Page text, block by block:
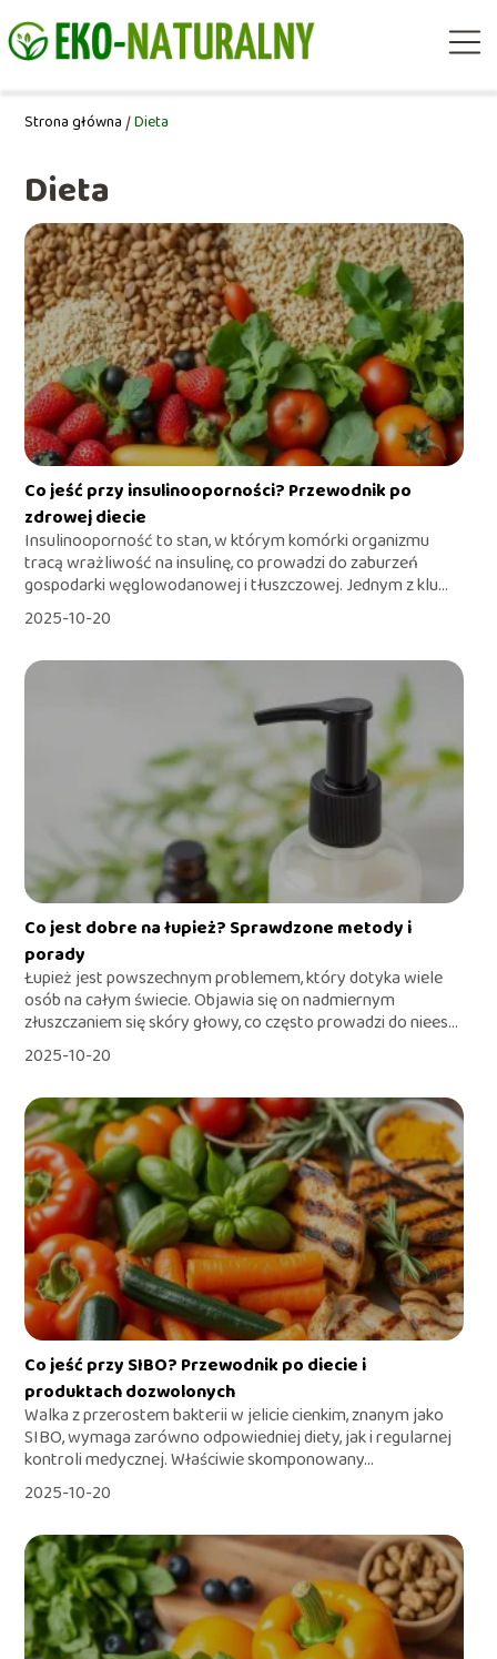
Strona główna/Dieta
Dieta
Co jeść przy insulinooporności? Przewodnik po
zdrowej diecie
Insulinooporność to stan, w którym komórki organizmu
tracą wrażliwość na insulinę, co prowadzi do zaburzeń
gospodarki węglowodanowej i tłuszczowej. Jednym z klu...
2025-10-20
Co jest dobre na łupież? Sprawdzone metody i
porady
Łupież jest powszechnym problemem, który dotyka wiele
osób na całym świecie. Objawia się on nadmiernym
złuszczaniem się skóry głowy, co często prowadzi do niees...
2025-10-20
Co jeść przy SIBO? Przewodnik po diecie i
produktach dozwolonych
Walka z przerostem bakterii w jelicie cienkim, znanym jako
SIBO, wymaga zarówno odpowiedniej diety, jak i regularnej
kontroli medycznej. Właściwie skomponowany...
2025-10-20